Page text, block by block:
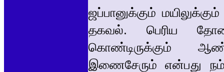
ஜப்பானுக்கும்
தகவல். பெரிய
கொண்டிருக்கும்
இணைசேரும் என்பது